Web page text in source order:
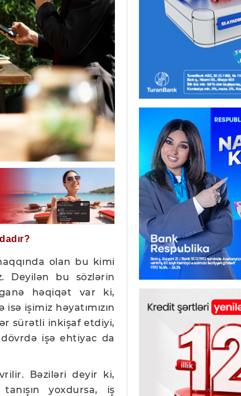
olan bu kimi
Deyilən bu sözlərin
həqiqət var ki,
işimiz həyatımızın
sürətli inkişaf etdiyi,
işə ehtiyac da
Bəziləri deyir ki,
yoxdursa, iş